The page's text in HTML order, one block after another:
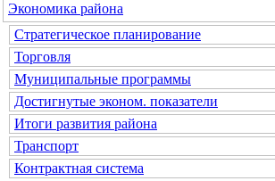
Экономика района
Стратегическое планирование
Торговля
Муниципальные программы
Достигнутые эконом. показатели
Итоги развития района
Транспорт
Контрактная система